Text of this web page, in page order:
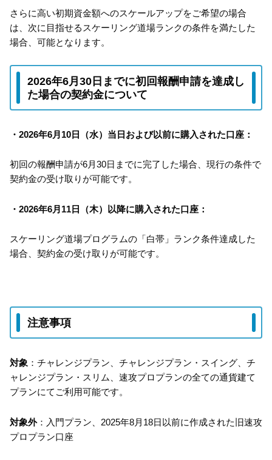
さらに高い初期資金額へのスケールアップをご希望の場合
は、次に目指せるスケーリング道場ランクの条件を満たした
場合、可能となります。
2026年6月30日までに初回報酬申請を達成し
た場合の契約金について
・2026年6月10日（水）当日および以前に購入された口座：
初回の報酬申請が6月30日までに完了した場合、現行の条件で
契約金の受け取りが可能です。
・2026年6月11日（木）以降に購入された口座：
スケーリング道場プログラムの「白帯」ランク条件達成した
場合、契約金の受け取りが可能です。
注意事項
対象 ：チャレンジプラン、チャレンジプラン・スイング、チ
ャレンジプラン・スリム、速攻プロプランの全ての通貨建て
プランにてご利用可能です。
対象外：入門プラン、2025年8月18日以前に作成された旧速攻
プロプラン口座